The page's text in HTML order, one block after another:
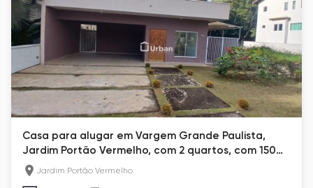
Casa para alugar em Vargem Grande Paulista,
Jardim Portão Vermelho, com 2 quartos, com 150
m² Jardim Portão Vermelho